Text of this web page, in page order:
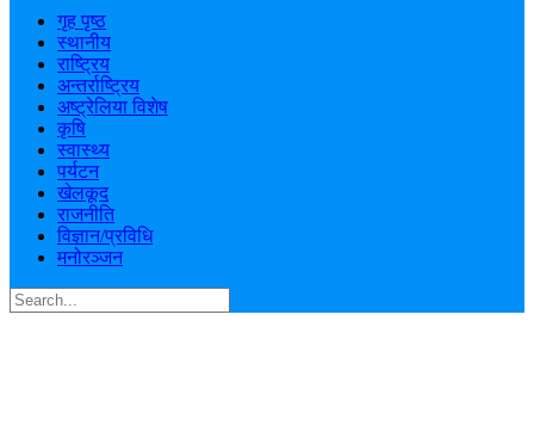
गृह पृष्ठ
स्थानीय
राष्ट्रिय
अन्तर्राष्ट्रिय
अष्ट्रेलिया विशेष
कृषि
स्वास्थ्य
पर्यटन
खेलकूद
राजनीति
विज्ञान/प्रविधि
मनोरञ्जन